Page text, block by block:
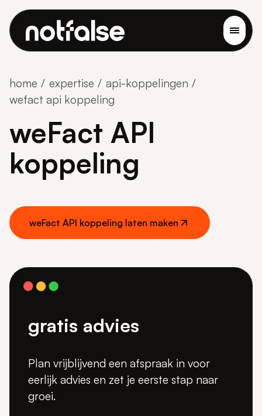
home expertise
api-koppelingen
wefact api koppeling
weFact API
koppeling
weFact API koppeling laten maken
weFact API koppeling laten maken
gratis advies
Plan vrijblijvend een afspraak in voor
eerlijk advies en zet je eerste stap naar
groei.